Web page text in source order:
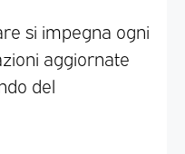
si impegna ogni
aggiornate
del